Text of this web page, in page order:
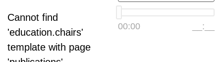
00:00 __:__
Cannot find
'education.chairs'
template with page